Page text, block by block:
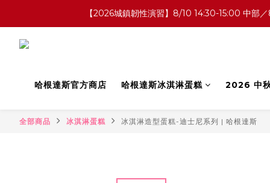
【2026城鎮韌性演習】8/10 14:30-15:00 中部
哈根達斯官方商店 哈根達斯冰淇淋蛋糕 2026 中
全部商品 冰淇淋蛋糕 冰淇淋造型蛋糕-迪士尼系列 | 哈根達斯